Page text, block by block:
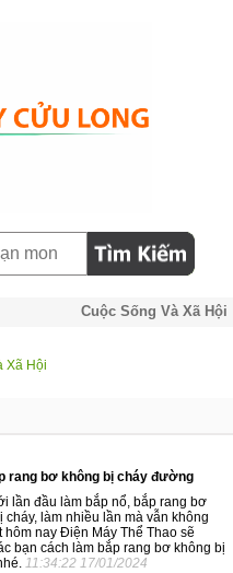
Cuộc Sống Và Xã Hội
Xã Hội
rang bơ không bị cháy đường
lần đầu làm bắp nổ, bắp rang bơ
cháy, làm nhiều lần mà vẫn không
hôm nay Điện Máy Thể Thao sẽ
bạn cách làm bắp rang bơ không bị
11:34:22 17/01/2024